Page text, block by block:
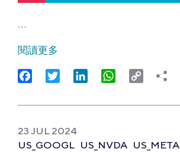
…
閱讀更多
FacebookTwitter LinkedIn WhatsApp
Copy
23 JUL 2024
US_GOOGL US_NVDA US_META